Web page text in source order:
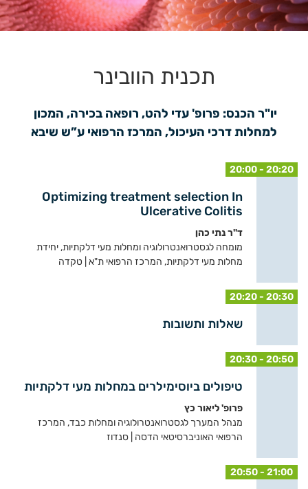
תכנית הוובינר
למחלות דרכי העיכול, המרכז הרפואי ע”ש שיבא
20:00 - 20:20
Optimizing treatment selection In
Ulcerative Colitis
ד"ר נתי כהן
מומחה לגסטרואנטרולוגיה ומחלות מעי דלקתיות, יחידת
מחלות מעי דלקתיות, המרכז הרפואי ת"א | טקדה
20:20 - 20:30
שאלות ותשובות
20:30 - 20:50
טיפולים ביוסימילרים במחלות מעי דלקתיות
פרופ' ליאור כץ
מנהל המערך לגסטרואנטרולוגיה ומחלות כבד, המרכז
הרפואי האוניברסיטאי הדסה | סנדוז
20:50 - 21:00